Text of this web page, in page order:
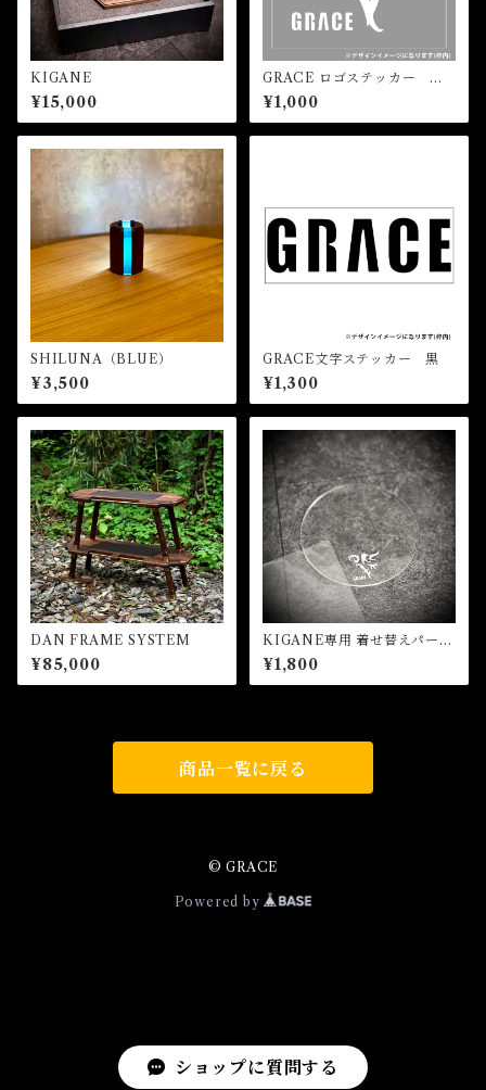
ショップに質問する
KIGANE
¥15,000
GRACE ロゴステッカー
白 (小)
¥1,000
SHILUNA（BLUE）
¥3,500
GRACE文字ステッカー 黒
¥1,300
DAN FRAME SYSTEM
¥85,000
KIGANE専用 着せ替えパーツ
(クリア)
¥1,800
商品一覧に戻る
© GRACE
Powered by